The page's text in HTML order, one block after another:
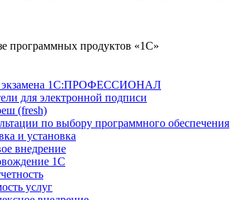
программных продуктов «1С»
экзамена 1С:ПРОФЕССИОНАЛ
для электронной подписи
(fresh)
по выбору программного обеспечения
и установка
внедрение
1С
услуг